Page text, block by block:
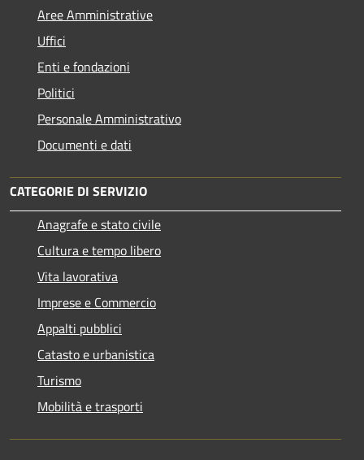
Aree Amministrative
Uffici
Enti e fondazioni
Politici
Personale Amministrativo
Documenti e dati
CATEGORIE DI SERVIZIO
Anagrafe e stato civile
Cultura e tempo libero
Vita lavorativa
Imprese e Commercio
Appalti pubblici
Catasto e urbanistica
Turismo
Mobilità e trasporti